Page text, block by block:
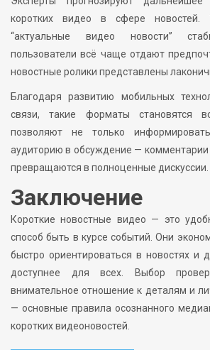
коротких видео в сфере новостей.
“актуальные видео новости”
пользователи всё чаще отдают
новостные ролики представлены
Благодаря развитию мобильных
связи, такие форматы становятся
позволяют не только
аудиторию в обсуждение —
превращаются в полноценные дискуссии.
Заключение
Короткие новостные видео — это
способ быть в курсе событий. Они
быстро ориентироваться в новостях и
доступнее для всех. Выбор
внимательное отношение к деталям и
— основные правила осознанного
коротких видеоновостей.